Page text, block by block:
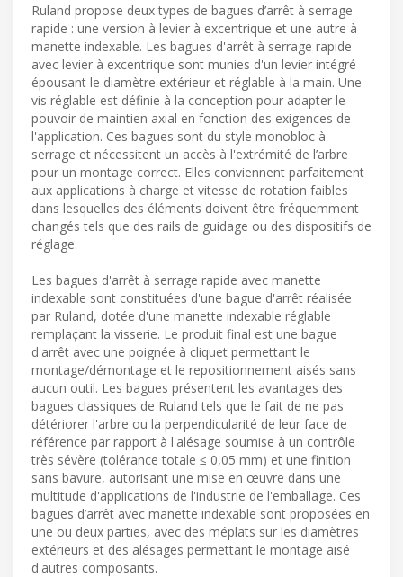
Ruland propose deux types de bagues d’arrêt à serrage
rapide : une version à levier à excentrique et une autre à
manette indexable. Les bagues d'arrêt à serrage rapide
avec levier à excentrique sont munies d'un levier intégré
épousant le diamètre extérieur et réglable à la main. Une
vis réglable est définie à la conception pour adapter le
pouvoir de maintien axial en fonction des exigences de
l'application. Ces bagues sont du style monobloc à
serrage et nécessitent un accès à l'extrémité de l’arbre
pour un montage correct. Elles conviennent parfaitement
aux applications à charge et vitesse de rotation faibles
dans lesquelles des éléments doivent être fréquemment
changés tels que des rails de guidage ou des dispositifs de
réglage.
Les bagues d'arrêt à serrage rapide avec manette
indexable sont constituées d'une bague d'arrêt réalisée
par Ruland, dotée d'une manette indexable réglable
remplaçant la visserie. Le produit final est une bague
d'arrêt avec une poignée à cliquet permettant le
montage/démontage et le repositionnement aisés sans
aucun outil. Les bagues présentent les avantages des
bagues classiques de Ruland tels que le fait de ne pas
détériorer l'arbre ou la perpendicularité de leur face de
référence par rapport à l'alésage soumise à un contrôle
très sévère (tolérance totale ≤ 0,05 mm) et une finition
sans bavure, autorisant une mise en œuvre dans une
multitude d'applications de l'industrie de l'emballage. Ces
bagues d’arrêt avec manette indexable sont proposées en
une ou deux parties, avec des méplats sur les diamètres
extérieurs et des alésages permettant le montage aisé
d'autres composants.